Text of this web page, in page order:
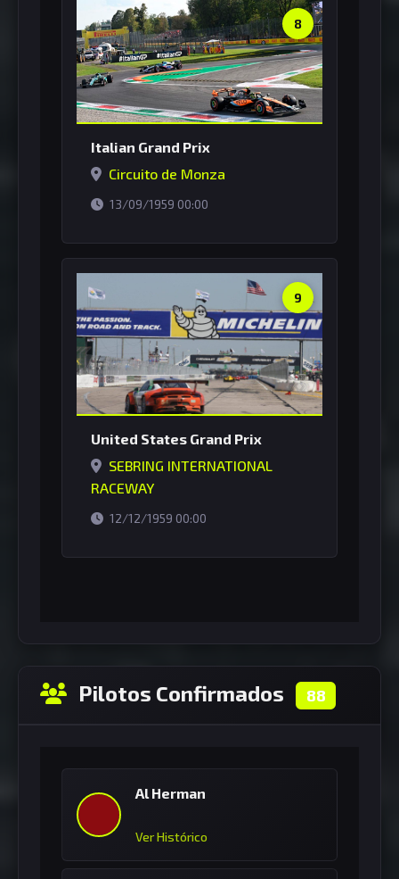
8
Italian Grand Prix
Circuito de Monza
13/09/1959 00:00
9
United States Grand Prix
SEBRING INTERNATIONAL
RACEWAY
12/12/1959 00:00
Pilotos Confirmados 88
Al Herman
Ver Histórico